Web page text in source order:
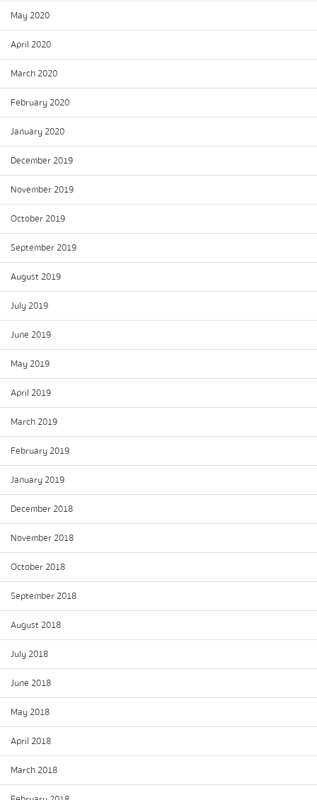
May 2020
April 2020
March 2020
February 2020
January 2020
December 2019
November 2019
October 2019
September 2019
August 2019
July 2019
June 2019
May 2019
April 2019
March 2019
February 2019
January 2019
December 2018
November 2018
October 2018
September 2018
August 2018
July 2018
June 2018
May 2018
April 2018
March 2018